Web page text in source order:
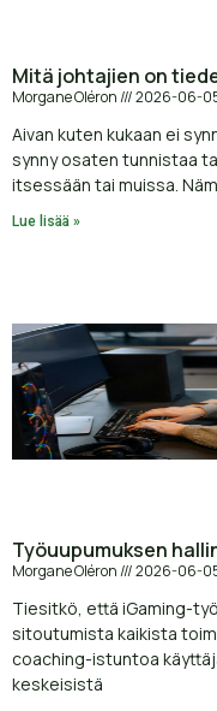
Mitä johtajien on
Morgane Oléron 2026-06-
Aivan kuten kukaan ei
synny osaten tunnistaa
itsessään tai muissa.
Lue lisää »
Työuupumuksen
Morgane Oléron 2026-06-
Tiesitkö, että iGaming-
sitoutumista kaikista
coaching-istuntoa
keskeisistä